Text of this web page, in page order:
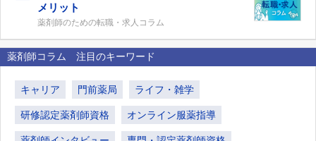
メリット
薬剤師のための転職・求人コラム
薬剤師コラム 注目のキーワード
キャリア 門前薬局 ライフ・雑学
研修認定薬剤師資格 オンライン服薬指導